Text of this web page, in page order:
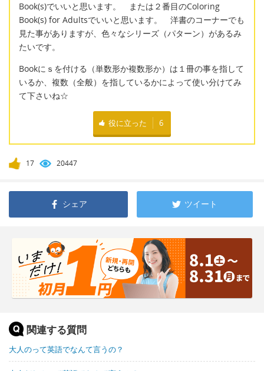
Book(s)でいいと思います。 または２番目のColoring
Book(s) for Adultsでいいと思います。 洋書のコーナーでも
見た事がありますが、色々なシリーズ（パターン）があるみ
たいです。
Bookにｓを付ける（単数形か複数形か）は１冊の事を指して
いるか、複数（全般）を指しているかによって使い分けてみ
て下さいね☆
役に立った 6
17 20447
シェア ツイート
関連する質問
大人のって英語でなんて言うの？